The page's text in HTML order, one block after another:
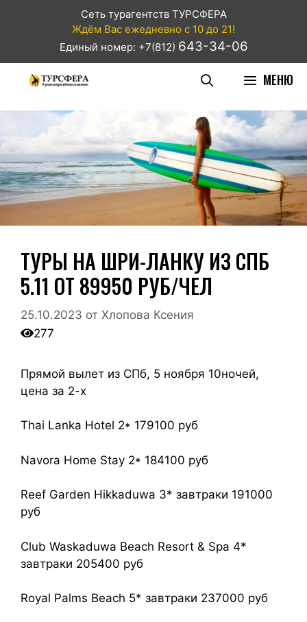
Сеть турагентств ТУРСФЕРА
Ждём Вас ежедневно с 10 до 21!
Единый номер: +7(812) 643-34-06
МЕНЮ
ТУРЫ НА ШРИ-ЛАНКУ ИЗ СПБ
5.11 ОТ 89950 РУБ/ЧЕЛ
25.10.2023 от Хлопова Ксения
277
Прямой вылет из СПб, 5 ноября 10ночей,
цена за 2-х
Thai Lanka Hotel 2* 179100 руб
Navora Home Stay 2* 184100 руб
Reef Garden Hikkaduwa 3* завтраки 191000
руб
Club Waskaduwa Beach Resort & Spa 4*
завтраки 205400 руб
Royal Palms Beach 5* завтраки 237000 руб